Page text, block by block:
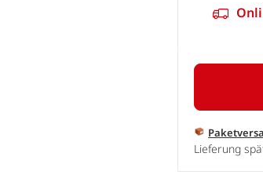
Lieferung